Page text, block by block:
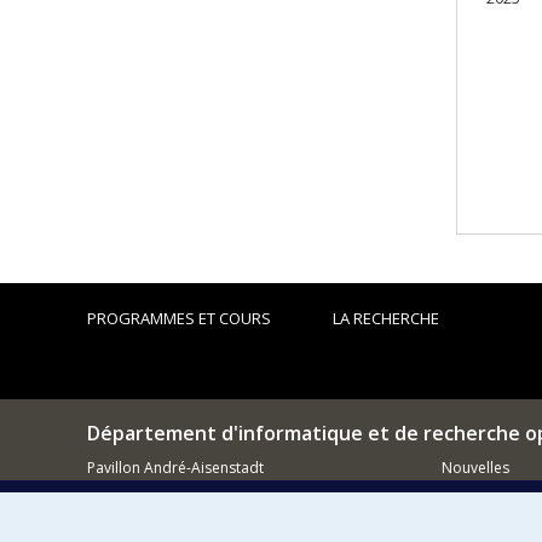
PROGRAMMES ET COURS LA RECHERCHE
Département d'informatique et de recherche
Pavillon André-Aisenstadt
2920, chemin de la Tour
Nouvelles